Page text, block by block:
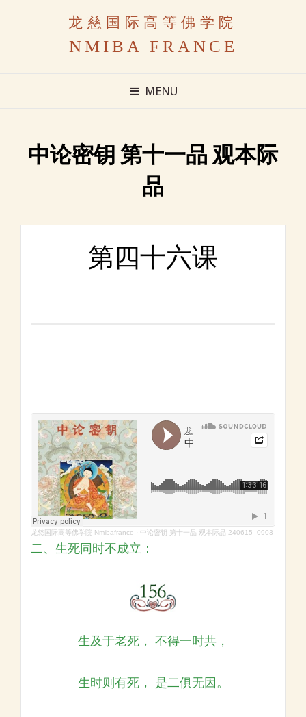
龙慈国际高等佛学院
NMIBA FRANCE
MENU
中论密钥 第十一品 观本际
品
第四十六课
龙慈国际高等佛学院 Nmibafrance · 中论密钥 第十一品 观本际品 240615_0903
二、生死同时不成立：
生及于老死， 不得一时共，
生时则有死， 是二俱无因。